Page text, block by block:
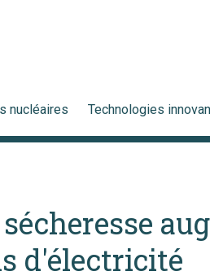
nucléaires Technologies
d'électricité